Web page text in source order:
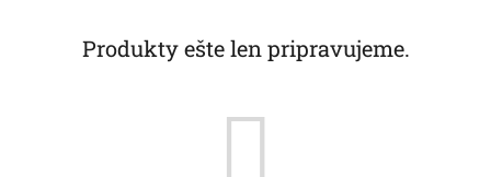
Produkty ešte len pripravujeme.